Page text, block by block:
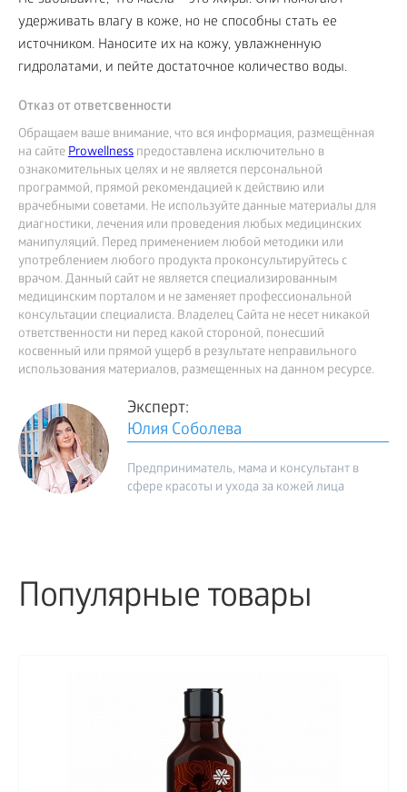
удерживать влагу в коже, но не способны стать ее
источником. Наносите их на кожу, увлажненную
гидролатами, и пейте достаточное количество воды.
Отказ от ответсвенности
Обращаем ваше внимание, что вся информация, размещённая
на сайтеProwellness предоставлена исключительно в
ознакомительных целях и не является персональной
программой, прямой рекомендацией к действию или
врачебными советами. Не используйте данные материалы для
диагностики, лечения или проведения любых медицинских
манипуляций. Перед применением любой методики или
употреблением любого продукта проконсультируйтесь с
врачом. Данный сайт не является специализированным
медицинским порталом и не заменяет профессиональной
консультации специалиста. Владелец Сайта не несет никакой
ответственности ни перед какой стороной, понесший
косвенный или прямой ущерб в результате неправильного
использования материалов, размещенных на данном ресурсе.
Эксперт:
Юлия Соболева
Предприниматель, мама и консультант в
сфере красоты и ухода за кожей лица
Популярные товары